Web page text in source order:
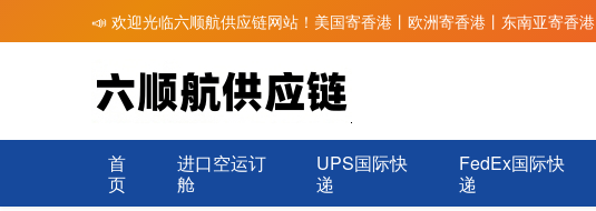
📣 欢迎光临六顺航供应链网站！美国寄香港丨欧洲寄香港丨东南亚寄香
首
页
进口空运订
舱
UPS国际快
递
FedEx国际快
递